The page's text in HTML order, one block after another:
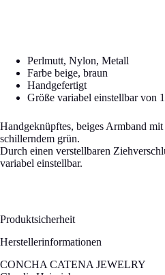
Perlmutt, Nylon, Metall
Farbe beige, braun
Handgefertigt
Größe variabel einstellbar von
Handgeknüpftes, beiges Armband
schillerndem grün.
Durch einen verstellbaren
variabel einstellbar.
Produktsicherheit
Herstellerinformationen
CONCHA CATENA JEWELRY